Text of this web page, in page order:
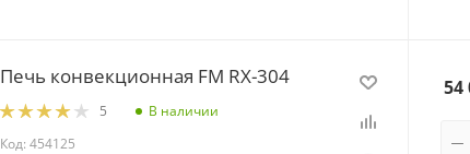
Печь конвекционная FM RX-304
5
В наличии
Код: 454125
54